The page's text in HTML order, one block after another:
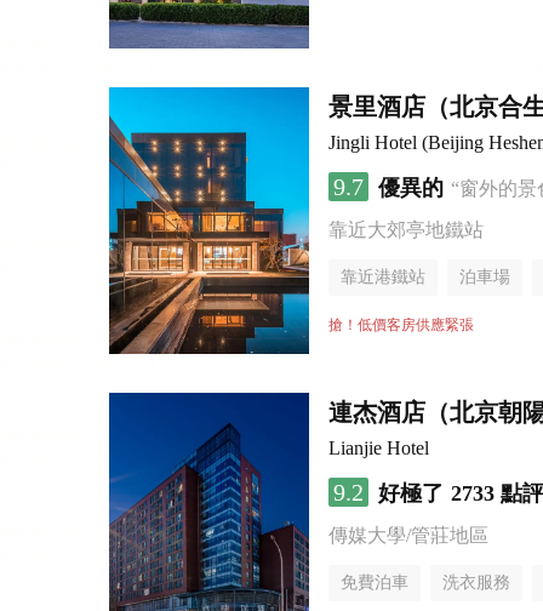
景里酒店（北京合
Jingli Hotel (Beijing
9.7 優異的 “窗外的景
靠近大郊亭地鐵站
靠近港鐵站 泊車場
無煙樓層
搶！低價客房供應緊張
連杰酒店（北京朝
Lianjie Hotel
9.2 好極了 2733 點評
傳媒大學/管莊地區
免費泊車 洗衣服務